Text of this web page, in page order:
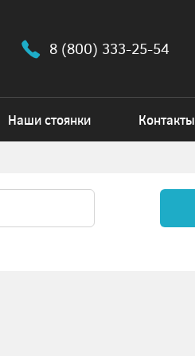
8 (800) 333-25-54
Наши стоянки Контакты